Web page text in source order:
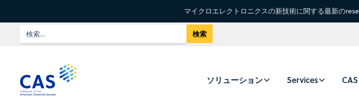
マイクロエレクトロニクスの新技術に関する最新の
ソリューション Services